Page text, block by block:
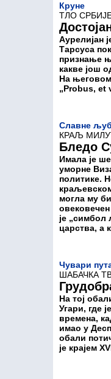
Круне
ТЛО
Аурелијан
Тарсуса
признање
какве још
На
„Probus, et
Славне
КРАЉ
Бледо
Имала је
уморне
политике.
могла му
је „симбол
царства, а
Чувари
ШАБАЧКА
На тој
Угари, где
времена,
имао у
обали
је крајем